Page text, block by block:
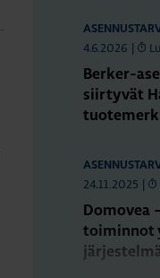
4.6.2026 |
Berker-
siirtyvät
24.11.2025 |
Domovea
toiminnot